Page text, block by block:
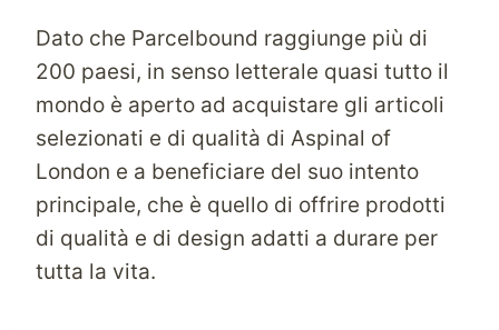
Dato che Parcelbound raggiunge più di
200 paesi, in senso letterale quasi tutto il
mondo è aperto ad acquistare gli articoli
selezionati e di qualità di Aspinal of
London e a beneficiare del suo intento
principale, che è quello di offrire prodotti
di qualità e di design adatti a durare per
tutta la vita.